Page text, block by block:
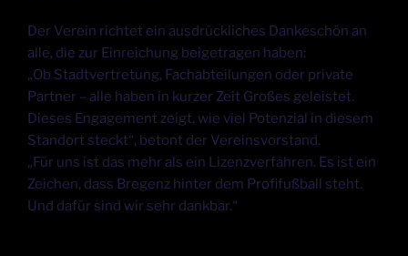
Der Verein richtet ein ausdrückliches Dankeschön an
alle, die zur Einreichung beigetragen haben:
„Ob Stadtvertretung, Fachabteilungen oder private
Partner – alle haben in kurzer Zeit Großes geleistet.
Dieses Engagement zeigt, wie viel Potenzial in diesem
Standort steckt“, betont der Vereinsvorstand.
„Für uns ist das mehr als ein Lizenzverfahren. Es ist ein
Zeichen, dass Bregenz hinter dem Profifußball steht.
Und dafür sind wir sehr dankbar.“